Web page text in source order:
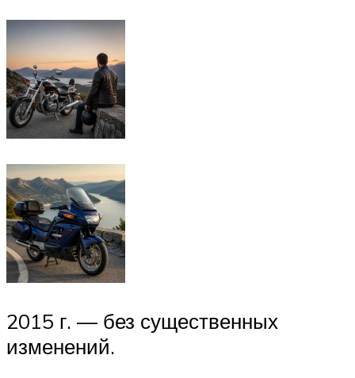
2015 г. — без существенных
изменений.